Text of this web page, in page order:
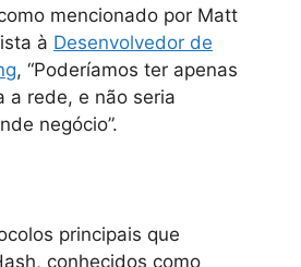
mencionado por Matt
à Desenvolvedor de
, “Poderíamos ter apenas
a rede, e não seria
negócio”.
principais que
conhecidos como